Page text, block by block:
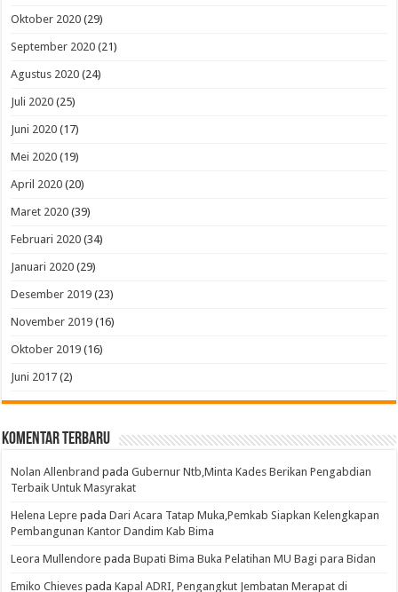
Oktober 2020 (29)
September 2020 (21)
Agustus 2020 (24)
Juli 2020 (25)
Juni 2020 (17)
Mei 2020 (19)
April 2020 (20)
Maret 2020 (39)
Februari 2020 (34)
Januari 2020 (29)
Desember 2019 (23)
November 2019 (16)
Oktober 2019 (16)
Juni 2017 (2)
Komentar Terbaru
Nolan Allenbrand padaGubernur Ntb,Minta Kades Berikan Pengabdian
Terbaik Untuk Masyrakat
Helena Lepre padaDari Acara Tatap Muka,Pemkab Siapkan Kelengkapan
Pembangunan Kantor Dandim Kab Bima
Leora Mullendore padaBupati Bima Buka Pelatihan MU Bagi para Bidan
Emiko Chieves padaKapal ADRI, Pengangkut Jembatan Merapat di